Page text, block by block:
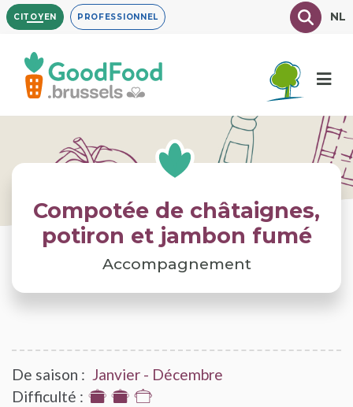
Aller
au
contenu
principal
CITOYEN PROFESSIONNEL TexteNL
Compotée de châtaignes,
potiron et jambon fumé
Accompagnement
De saison : Janvier - Décembre
Difficulté : 2